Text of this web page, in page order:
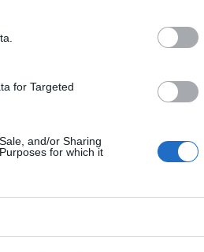
for Targeted
and/or Sharing
for which it